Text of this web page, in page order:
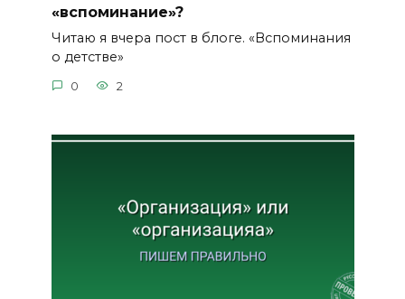
«вспоминание»?
Читаю я вчера пост в блоге. «Вспоминания
о детстве»
0 2